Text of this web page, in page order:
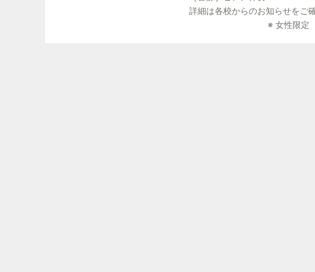
※サインはKバレエグッズに限らせていただきます。
詳細は各校からのお知らせをご
※ 女性限定